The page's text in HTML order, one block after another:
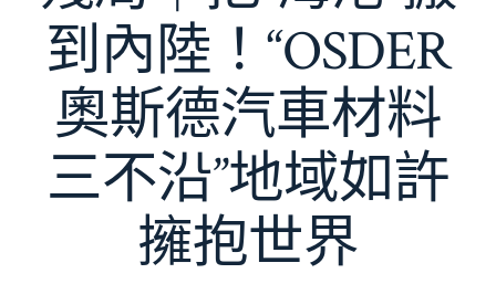
到內陸！“OSDER
奧斯德汽車材料
三不沿”地域如許
擁抱世界